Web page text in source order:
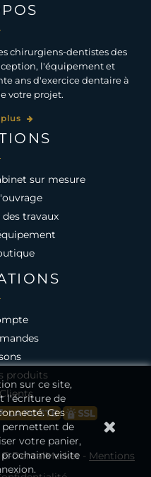
chirurgiens-dentistes des
l'équipement et
ans d'exercice dentaire à
votre projet.
sur mesure
travaux
produits
sur ce site,
l'écriture de
Ces
permettent de
votre panier,
visite
DentalMarket - Mentions